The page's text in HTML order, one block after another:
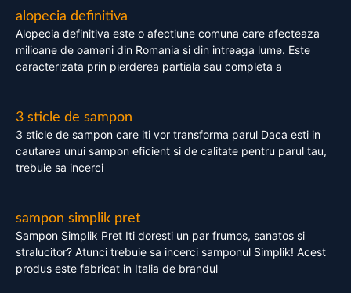
alopecia definitiva
Alopecia definitiva este o afectiune comuna care afecteaza
milioane de oameni din Romania si din intreaga lume. Este
caracterizata prin pierderea partiala sau completa a
3 sticle de sampon
3 sticle de sampon care iti vor transforma parul Daca esti in
cautarea unui sampon eficient si de calitate pentru parul tau,
trebuie sa incerci
sampon simplik pret
Sampon Simplik Pret Iti doresti un par frumos, sanatos si
stralucitor? Atunci trebuie sa incerci samponul Simplik! Acest
produs este fabricat in Italia de brandul